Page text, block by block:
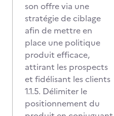
son offre via une
stratégie de ciblage
afin de mettre en
place une politique
produit efficace,
attirant les prospects
et fidélisant les clients
1.1.5. Délimiter le
positionnement du